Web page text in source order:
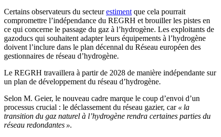
Certains observateurs du secteurestiment que cela pourrait
compromettre l’indépendance du REGRH et brouiller les pistes en
ce qui concerne le passage du gaz à l’hydrogène. Les exploitants de
gazoducs qui souhaitent adapter leurs équipements à l’hydrogène
doivent l’inclure dans le plan décennal du Réseau européen des
gestionnaires de réseau d’hydrogène.
Le REGRH travaillera à partir de 2028 de manière indépendante sur
un plan de développement du réseau d’hydrogène.
Selon M. Geier, le nouveau cadre marque le coup d’envoi d’un
processus crucial : le déclassement du réseau gazier, car « la
transition du gaz naturel à l’hydrogène rendra certaines parties du
réseau redondantes ».